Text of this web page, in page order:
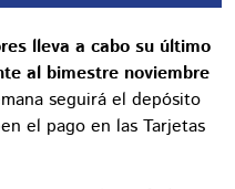
lleva a cabo su último
al bimestre noviembre
seguirá el depósito
el pago en las Tarjetas